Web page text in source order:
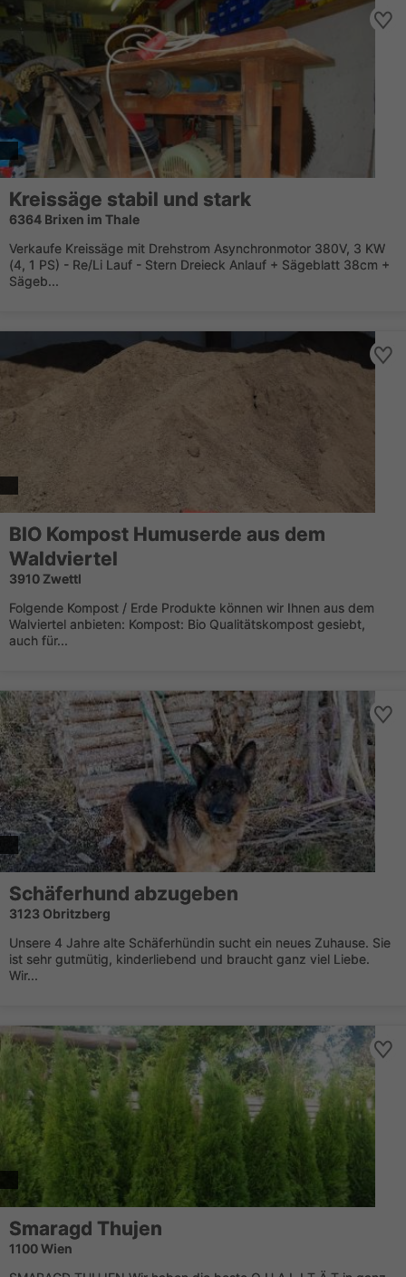
Kreissäge stabil und stark
6364 Brixen im Thale
Verkaufe Kreissäge mit Drehstrom Asynchronmotor 380V, 3 KW
(4, 1 PS) - Re/Li Lauf - Stern Dreieck Anlauf + Sägeblatt 38cm +
Sägeb...
BIO Kompost Humuserde aus dem
Waldviertel
3910 Zwettl
Folgende Kompost / Erde Produkte können wir Ihnen aus dem
Walviertel anbieten: Kompost: Bio Qualitätskompost gesiebt,
auch für...
Schäferhund abzugeben
3123 Obritzberg
Unsere 4 Jahre alte Schäferhündin sucht ein neues Zuhause. Sie
ist sehr gutmütig, kinderliebend und braucht ganz viel Liebe.
Wir...
Smaragd Thujen
1100 Wien